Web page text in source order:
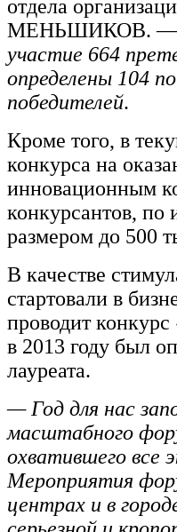
отдела
МЕНЬШИКОВ.
участие 664
определены 104
победителей.
Кроме того, в
конкурса на
инновационным
конкурсантов, по
размером до 500
В качестве
стартовали в
проводит
в 2013 году был
лауреата.
— Год для нас
масштабного
охватившего все
Мероприятия
центрах и в